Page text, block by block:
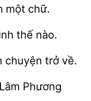
một chữ.
thế
chuyện trở
Lâm